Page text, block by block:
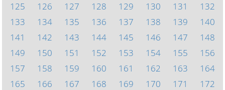
125
126 127 128 129 130 131
132
133
134 135 136 137 138 139
140
141
142 143 144 145 146 147
148
149
150 151 152 153 154 155
156
157
158 159 160 161 162 163
164
165
166 167 168 169 170 171
172